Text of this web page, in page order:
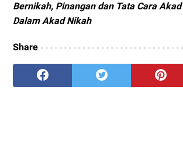
Bernikah, Pinangan dan Tata Cara
Dalam Akad Nikah
Share